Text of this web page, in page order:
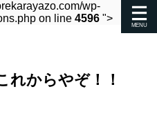
wp-
on line 4596 ">
からやぞ！！